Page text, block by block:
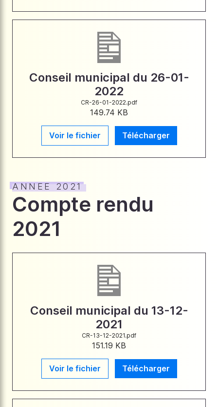
Conseil municipal du 26-01-
2022
CR-26-01-2022.pdf
149.74 KB
Voir le fichier Télécharger
ANNEE 2021
Compte rendu
2021
Conseil municipal du 13-12-
2021
CR-13-12-2021.pdf
151.19 KB
Voir le fichier Télécharger